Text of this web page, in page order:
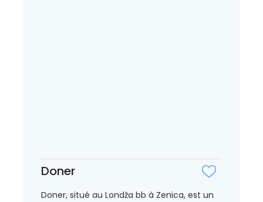
Doner
Doner, situé au Londža bb à Zenica, est un